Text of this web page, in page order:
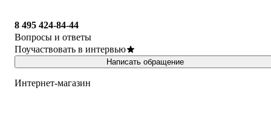
8 495 424-84-44
Вопросы и ответы
Поучаствовать в интервью
Написать обращение
Интернет-магазин